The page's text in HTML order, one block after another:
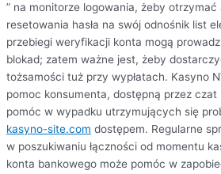
” na monitorze logowania, żeby otrzymać
resetowania hasła na swój odnośnik list
przebiegi weryfikacji konta mogą
blokad; zatem ważne jest, żeby
tożsamości tuż przy wypłatach. Kasyno
pomoc konsumenta, dostępną przez
pomóc w wypadku utrzymujących się
kasyno-site.com dostępem. Regularne
w poszukiwaniu łączności od momentu
konta bankowego może pomóc w